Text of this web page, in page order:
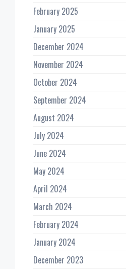
February 2025
January 2025
December 2024
November 2024
October 2024
September 2024
August 2024
July 2024
June 2024
May 2024
April 2024
March 2024
February 2024
January 2024
December 2023